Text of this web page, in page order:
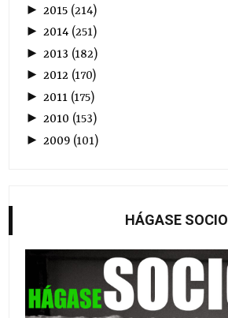
► 2015 (214)
►2014 (251)
► 2013 (182)
►2012 (170)
► 2011 (175)
►2010 (153)
► 2009 (101)
HÁGASE SOCIO